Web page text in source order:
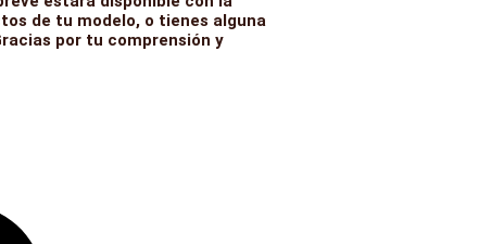
de tu modelo, o tienes alguna
por tu comprensión y